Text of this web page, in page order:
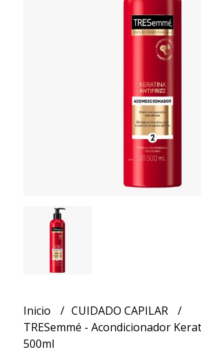
Inicio
CUIDADO CAPILAR
TRESemmé - Acondicionador
500ml